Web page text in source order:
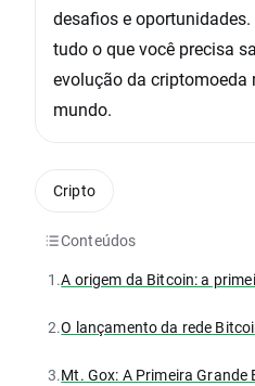
desafios e
tudo o que você precisa
evolução da
mundo.
Conteúdos
1.A origem da Bitcoin: a
2.O lançamento da rede
3.Mt. Gox: A Primeira Grande
Cripto